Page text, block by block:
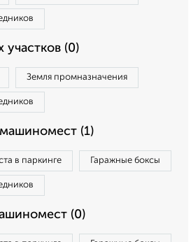
(0)
Земля промназначения
(1)
в паркинге Гаражные боксы
(0)